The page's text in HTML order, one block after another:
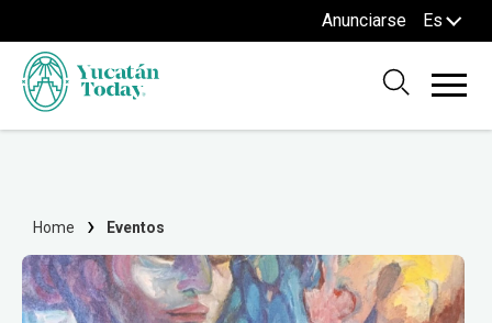
Anunciarse Es
Home Eventos